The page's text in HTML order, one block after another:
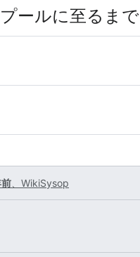
ールに至るまで
WikiSysop